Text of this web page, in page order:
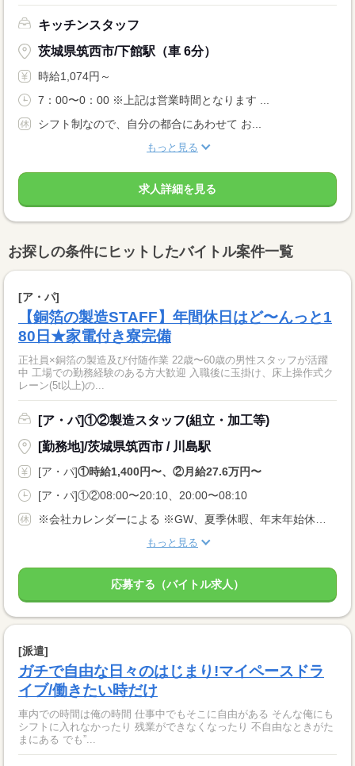
キッチンスタッフ
茨城県筑西市/下館駅（車 6分）
時給1,074円～
7：00〜0：00 ※上記は営業時間となります ...
シフト制なので、自分の都合にあわせて お...
もっと見る
求人詳細を見る
お探しの条件にヒットしたバイトル案件一覧
[ア・パ]
【銅箔の製造STAFF】年間休日はど〜んっと1
80日★家電付き寮完備
正社員×銅箔の製造及び付随作業 22歳〜60歳の男性スタッフが活躍
中 工場での勤務経験のある方大歓迎 入職後に玉掛け、床上操作式ク
レーン(5t以上)の...
[ア・パ]①②製造スタッフ(組立・加工等)
[勤務地]/茨城県筑西市 / 川島駅
[ア・パ]①時給1,400円〜、②月給27.6万円〜
[ア・パ]①②08:00〜20:10、20:00〜08:10
もっと見る
応募する（バイトル求人）
[派遣]
ガチで自由な日々のはじまり!マイペースドラ
イブ/働きたい時だけ
車内での時間は俺の時間 仕事中でもそこに自由がある そんな俺にも
シフトに入れなかったり 残業ができなくなったり 不自由なときがた
まにある でも”...